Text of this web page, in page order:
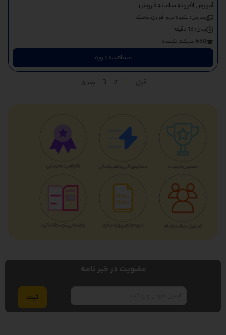
آموزش افزونه سامانه فروش
مدرس: گروه نرم افزاری محک
زمان: 13 دقیقه
660 شرکت کننده
مشاهده دوره
قبل 1
2
3 بعدی
عضویت در خبر نامه